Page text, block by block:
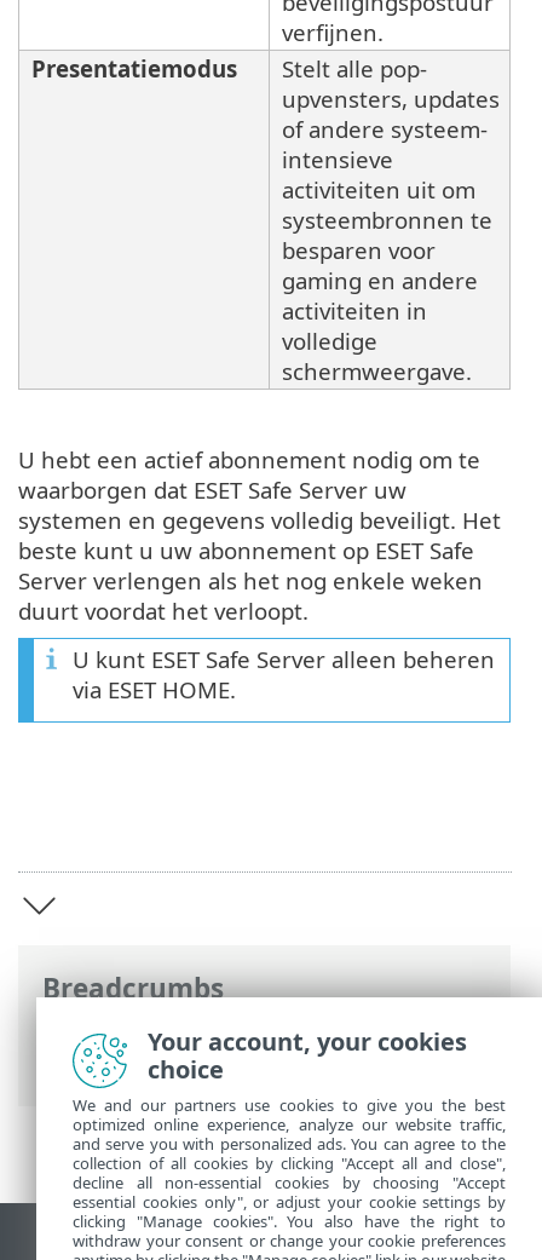
Breadcrumbs
Online-Help van ESET>ESET Safe Server
ESET Safe Server
verfijnen.
Presentatiemodus
Stelt alle pop-
upvensters, updates
of andere systeem-
intensieve
activiteiten uit om
systeembronnen te
besparen voor
gaming en andere
activiteiten in
volledige
schermweergave.
U hebt een actief abonnement nodig om te
waarborgen dat ESET Safe Server uw
systemen en gegevens volledig beveiligt. Het
beste kunt u uw abonnement op ESET Safe
Server verlengen als het nog enkele weken
duurt voordat het verloopt.
U kunt ESET Safe Server alleen beheren
via ESET HOME.
Your account, your cookies
choice
We and our partners use cookies to give you the best
optimized online experience, analyze our website traffic,
and serve you with personalized ads. You can agree to the
collection of all cookies by clicking "Accept all and close",
decline all non-essential cookies by choosing "Accept
essential cookies only", or adjust your cookie settings by
clicking "Manage cookies". You also have the right to
withdraw your consent or change your cookie preferences